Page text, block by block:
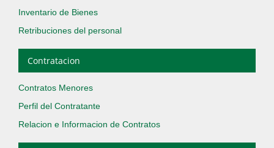
Inventario de Bienes
Retribuciones del personal
Contratacion
Contratos Menores
Perfil del Contratante
Relacion e Informacion de Contratos